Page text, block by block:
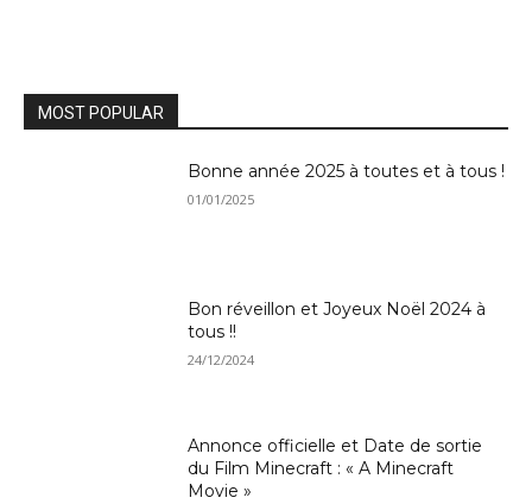
MOST POPULAR
Bonne année 2025 à toutes et à tous !
01/01/2025
Bon réveillon et Joyeux Noël 2024 à
tous !!
24/12/2024
Annonce officielle et Date de sortie
du Film Minecraft : « A Minecraft
Movie »